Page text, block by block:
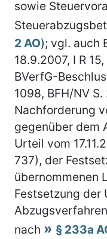
sowie
2 AO); vgl. auch
18.9.2007, I R
BVerfG-
1098, BFH/NV
Nachforderung
gegenüber dem
Urteil vom
737), der
übernommenen
Festsetzung der
nach
§ 233a